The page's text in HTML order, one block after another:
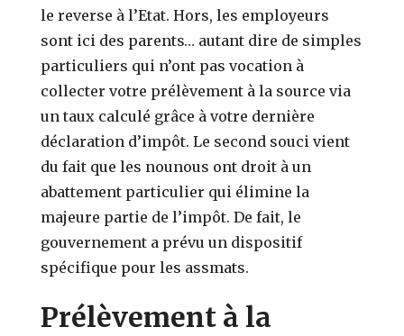
le reverse à l’Etat. Hors, les employeurs
sont ici des parents… autant dire de simples
particuliers qui n’ont pas vocation à
collecter votre prélèvement à la source via
un taux calculé grâce à votre dernière
déclaration d’impôt. Le second souci vient
du fait que les nounous ont droit à un
abattement particulier qui élimine la
majeure partie de l’impôt. De fait, le
gouvernement a prévu un dispositif
spécifique pour les assmats.
Prélèvement à la